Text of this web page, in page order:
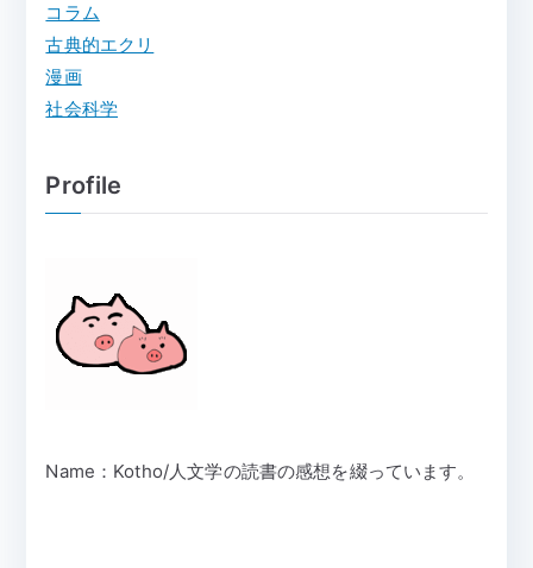
コラム
古典的エクリ
漫画
社会科学
Profile
Name：Kotho/人文学の読書の感想を綴っています。